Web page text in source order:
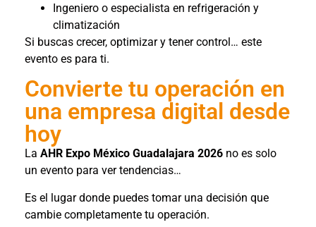
Ingeniero o especialista en refrigeración y
climatización
Si buscas crecer, optimizar y tener control… este
evento es para ti.
Convierte tu operación en
una empresa digital desde
hoy
La AHR Expo México Guadalajara 2026 no es solo
un evento para ver tendencias…
Es el lugar donde puedes tomar una decisión que
cambie completamente tu operación.